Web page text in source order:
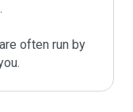
often run by